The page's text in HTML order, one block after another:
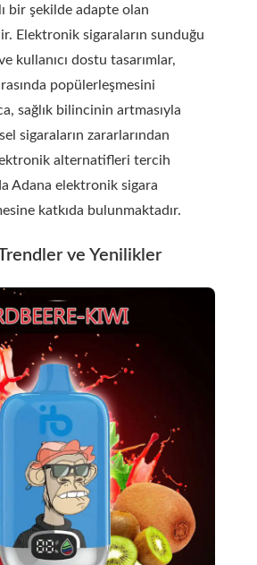
bir şekilde adapte olan
Elektronik sigaraların sunduğu
kullanıcı dostu tasarımlar,
popülerleşmesini
sağlık bilincinin artmasıyla
sigaraların zararlarından
alternatifleri tercih
Adana elektronik sigara
katkıda bulunmaktadır.
ve Yenilikler